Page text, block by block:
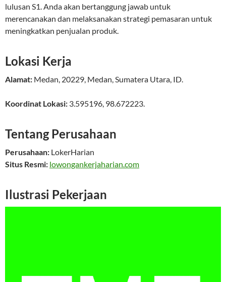
lulusan S1. Anda akan bertanggung jawab untuk
merencanakan dan melaksanakan strategi pemasaran untuk
meningkatkan penjualan produk.
Lokasi Kerja
Alamat: Medan, 20229, Medan,Sumatera Utara, ID.
Koordinat Lokasi: 3.595196, 98.672223.
Tentang Perusahaan
Perusahaan: LokerHarian
Situs Resmi: lowongankerjaharian.com
Ilustrasi Pekerjaan